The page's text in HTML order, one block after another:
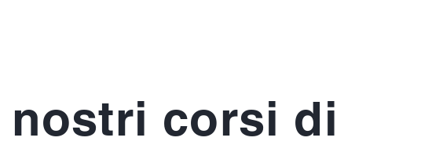
nostri corsi di